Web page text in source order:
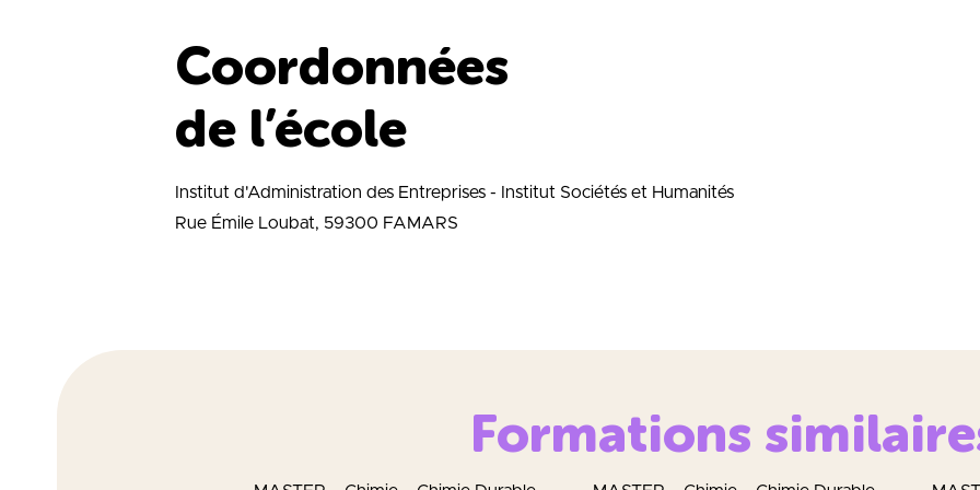
Coordonnées
de l’école
Institut d'Administration des Entreprises - Institut Sociétés et Humanités
Rue Émile Loubat, 59300 FAMARS
Formations